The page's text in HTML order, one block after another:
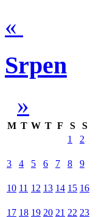
«
Srpen
»
M T W T F S
S
1
2
3 4 5 6 7 8 9
10 11 12 13 14 15 16
17 18 19 20 21 22 23